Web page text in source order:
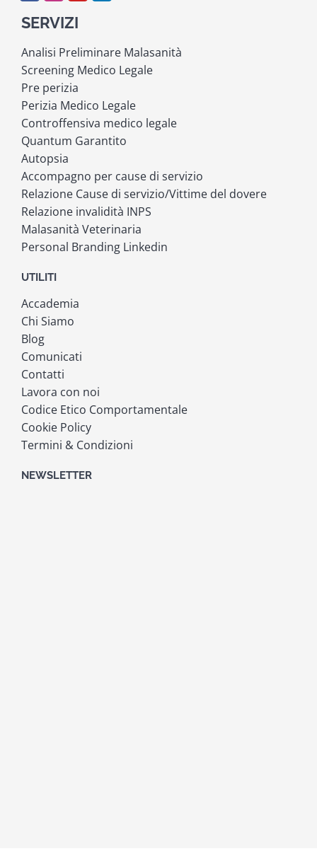
SERVIZI
Analisi Preliminare Malasanità
Screening Medico Legale
Pre perizia
Perizia Medico Legale
Controffensiva medico legale
Quantum Garantito
Autopsia
Accompagno per cause di servizio
Relazione Cause di servizio/Vittime del dovere
Relazione invalidità INPS
Malasanità Veterinaria
Personal Branding Linkedin
UTILITI
Accademia
Chi Siamo
Blog
Comunicati
Contatti
Lavora con noi
Codice Etico Comportamentale
Cookie Policy
Termini & Condizioni
NEWSLETTER